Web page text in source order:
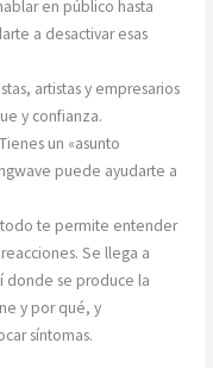
en público hasta
a desactivar esas
artistas y empresarios
y confianza.
un «asunto
puede ayudarte a
te permite entender
Se llega a
donde se produce la
y por qué, y
síntomas.